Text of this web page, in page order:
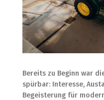
Bereits zu Beginn war
spürbar: Interesse,
Begeisterung für